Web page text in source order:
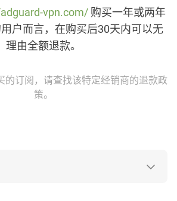
vpn.com/ 购买一年或两年
户而言，在购买后30天内可以无
理由全额退款。
的订阅，请查找该特定经销商的退款政
策。